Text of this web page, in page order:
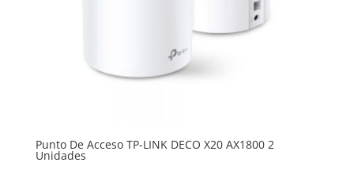
Punto De Acceso TP-LINK DECO X20 AX1800 2
Unidades